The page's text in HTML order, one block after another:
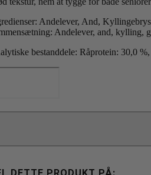
Andelever, And,
Andelever, and, kylling,
bestanddele: Råprotein: 30,0
DETTE PRODUKT PÅ: